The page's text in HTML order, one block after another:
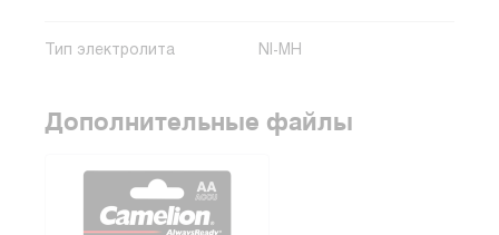
Тип электролита NI-MH
Дополнительные файлы